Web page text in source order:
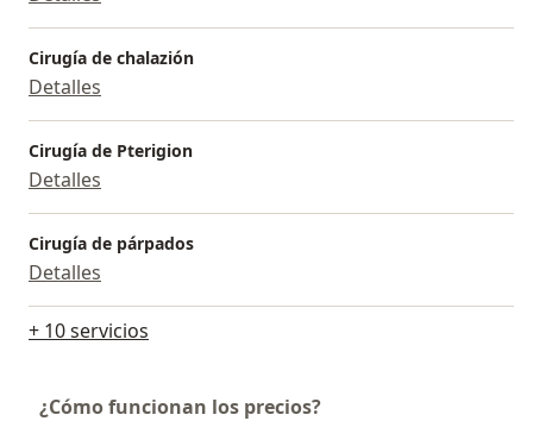
permanentes en congresos nacionales e
internacionales, para ofrecer siempre el mejor servicio
y calidad.
Cirugía de chalazión
Detalles
Cirugía de Pterigion
Detalles
Cirugía de párpados
Detalles
+ 10 servicios
¿Cómo funcionan los precios?